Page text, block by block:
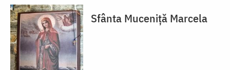
Sfânta Muceniță Marcela